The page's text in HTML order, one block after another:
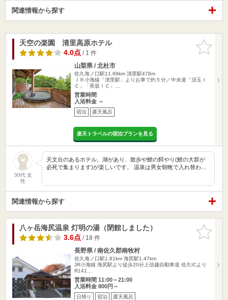
関連情報から探す
お気に入
りに追加
天空の楽園 清里高原ホテル
4.0点/ 1 件
山梨県 / 北杜市
佐久海ノ口駅11.99km 清里駅478m
ＪＲ小海線「清里駅」よりお車で約５分／中央道「須玉Ｉ
Ｃ」「長坂ＩＣ」…
営業時間
入浴料金 ～
宿泊 露天風呂
楽天トラベルの宿泊プランを見る
30代 女
性
天文台のあるホテル。湖があり、散歩や鯉の餌やり(鯉の大群が
必死で集まります)が楽しいです。 温泉は男女朝晩で入れ替わ…
関連情報から探す
お気に入
りに追加
八ヶ岳海尻温泉 灯明の湯（閉館しました）
3.6点/ 18 件
長野県 / 南佐久郡南牧村
佐久海ノ口駅1.81km 海尻駅1.47km
JR小海線 海尻駅より徒歩20分上信越自動車道 佐久ICより
R141…
営業時間 11:00～21:00
入浴料金 800円～
日帰り 宿泊 露天風呂